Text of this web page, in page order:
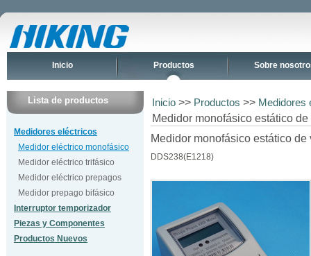
Inicio Productos Sobre
Lista de productos
Medidores eléctricos
Medidor eléctrico monofásico
Medidor eléctrico trifásico
Medidor eléctrico prepagos
Medidor prepago bifásico
Interruptor temporizador
Piezas y Componentes
Productos Nuevos
Inicio >> Productos >> Medidores
Medidor monofásico estático
Medidor monofásico estático de
DDS238(E1218)